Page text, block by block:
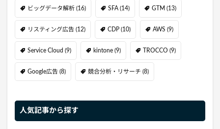
ビッグデータ解析 (16) SFA (14) GTM (13)
リスティング広告 (12) CDP (10) AWS (9)
Service Cloud (9) kintone (9) TROCCO (9)
Google広告 (8) 競合分析・リサーチ (8)
人気記事から探す